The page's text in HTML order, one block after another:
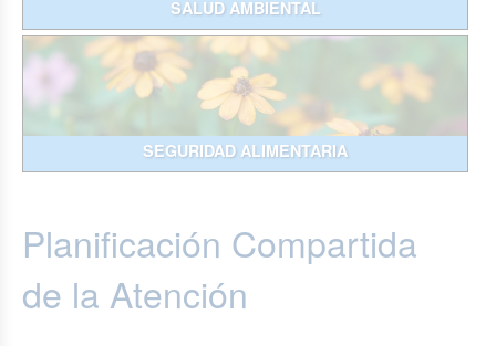
SALUD AMBIENTAL
SEGURIDAD ALIMENTARIA
Planificación Compartida
de la Atención